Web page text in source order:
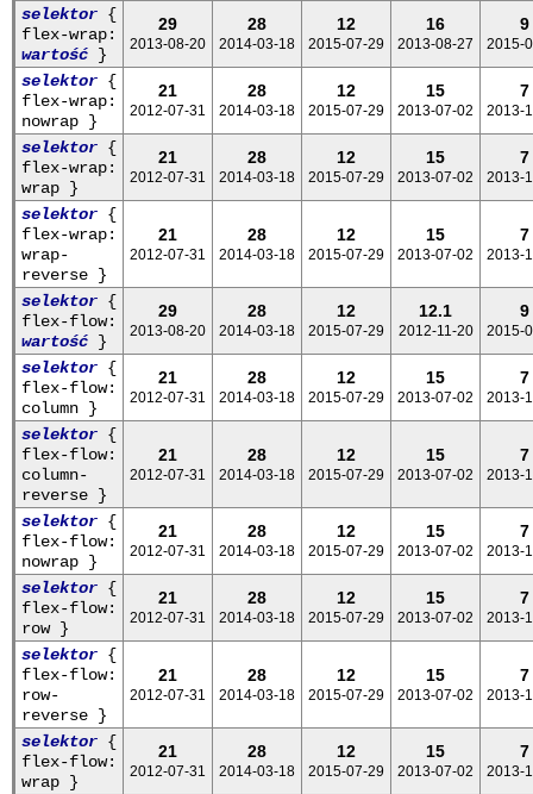
selektor {
flex-wrap:
wartość }
29
2013-08-20
28
2014-03-18
12
2015-07-29
16
2013-08-27
9
2015-
selektor {
flex-wrap:
nowrap }
21
2012-07-31
28
2014-03-18
12
2015-07-29
15
2013-07-02
7
2013-
selektor {
flex-wrap:
wrap }
21
2012-07-31
28
2014-03-18
12
2015-07-29
15
2013-07-02
7
2013-
selektor {
flex-wrap:
wrap-
reverse }
21
2012-07-31
28
2014-03-18
12
2015-07-29
15
2013-07-02
7
2013-
selektor {
flex-flow:
wartość }
29
2013-08-20
28
2014-03-18
12
2015-07-29
12.1
2012-11-20
9
2015-
selektor {
flex-flow:
column }
21
2012-07-31
28
2014-03-18
12
2015-07-29
15
2013-07-02
7
2013-
selektor {
flex-flow:
column-
reverse }
21
2012-07-31
28
2014-03-18
12
2015-07-29
15
2013-07-02
7
2013-
selektor {
flex-flow:
nowrap }
21
2012-07-31
28
2014-03-18
12
2015-07-29
15
2013-07-02
7
2013-
selektor {
flex-flow:
row }
21
2012-07-31
28
2014-03-18
12
2015-07-29
15
2013-07-02
7
2013-
selektor {
flex-flow:
row-
reverse }
21
2012-07-31
28
2014-03-18
12
2015-07-29
15
2013-07-02
7
2013-
selektor {
flex-flow:
wrap }
21
2012-07-31
28
2014-03-18
12
2015-07-29
15
2013-07-02
7
2013-